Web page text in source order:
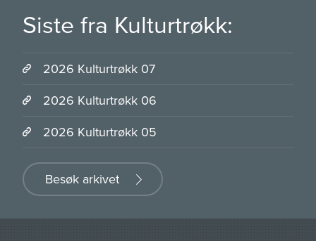
Siste fra Kulturtrøkk:
2026 Kulturtrøkk 07
2026 Kulturtrøkk 06
2026 Kulturtrøkk 05
Besøk arkivet